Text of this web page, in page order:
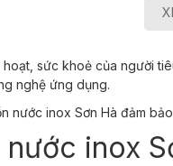
sức khoẻ của người
nghệ ứng dụng.
inox Sơn Hà đảm
inox